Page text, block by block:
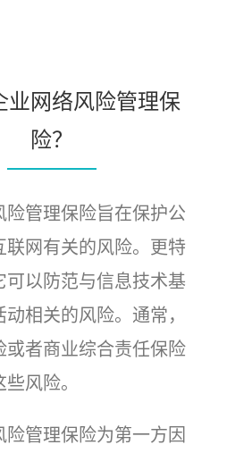
业网络风险管理保
险？
险管理保险旨在保护公
联网有关的风险。更特
可以防范与信息技术基
相关的风险。通常，
或者商业综合责任保险
风险。
险管理保险为第一方因